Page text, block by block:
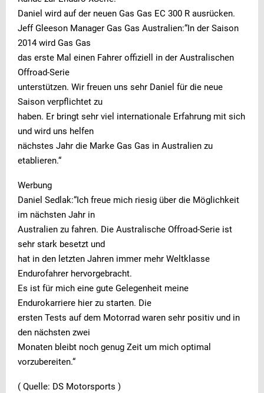
Daniel wird auf der neuen Gas Gas EC 300 R ausrücken.
Jeff Gleeson Manager Gas Gas Australien:“In der Saison
2014 wird Gas Gas
das erste Mal einen Fahrer offiziell in der Australischen
Offroad-Serie
unterstützen. Wir freuen uns sehr Daniel für die neue
Saison verpflichtet zu
haben. Er bringt sehr viel internationale Erfahrung mit sich
und wird uns helfen
nächstes Jahr die Marke Gas Gas in Australien zu
etablieren.“
Werbung
Daniel Sedlak:“Ich freue mich riesig über die Möglichkeit
im nächsten Jahr in
Australien zu fahren. Die Australische Offroad-Serie ist
sehr stark besetzt und
hat in den letzten Jahren immer mehr Weltklasse
Endurofahrer hervorgebracht.
Es ist für mich eine gute Gelegenheit meine
Endurokarriere hier zu starten. Die
ersten Tests auf dem Motorrad waren sehr positiv und in
den nächsten zwei
Monaten bleibt noch genug Zeit um mich optimal
vorzubereiten.“
( Quelle: DS Motorsports )